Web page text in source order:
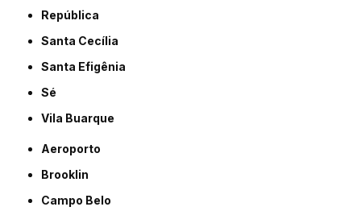
República
Santa Cecília
Santa Efigênia
Sé
Vila Buarque
Aeroporto
Brooklin
Campo Belo